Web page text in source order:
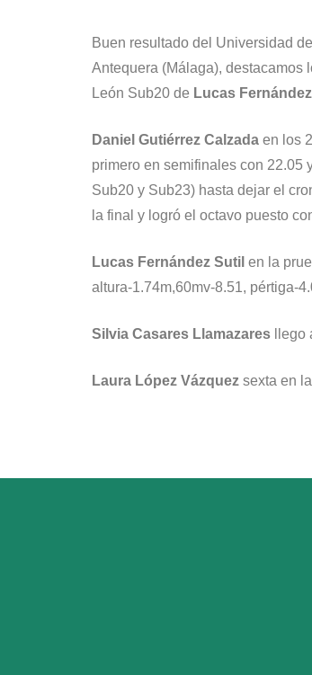
Buen resultado del Universidad
Antequera (Málaga), destacamos
León Sub20 de Lucas
Daniel Gutiérrez Calzada en los
primero en semifinales con 22.05
Sub20 y Sub23) hasta dejar el
la final y logró el octavo puesto
Lucas Fernández Sutil en la
altura-1.74m,60mv-8.51, pértiga-
Silvia Casares Llamazares llego
Laura López Vázquez sexta en